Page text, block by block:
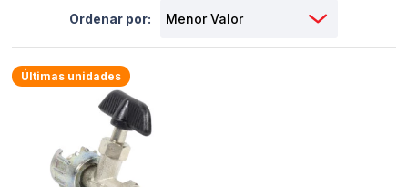
Ordenar por:
Últimas unidades